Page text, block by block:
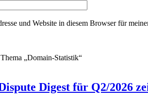
und Website in diesem Browser für
„Domain-Statistik“
Digest für Q2/2026